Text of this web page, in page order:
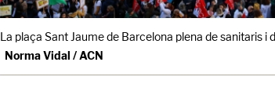
La plaça Sant Jaume de Barcelona plena de sanitaris
Norma Vidal / ACN